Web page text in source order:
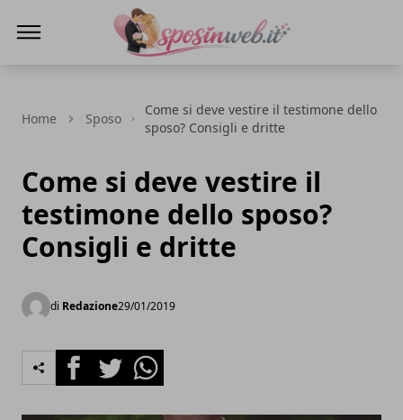
Home Sposo
Come si deve vestire il testimone dello
sposo? Consigli e dritte
Come si deve vestire il
testimone dello sposo?
Consigli e dritte
di Redazione29/01/2019
FacebookTwitterWhatsapp